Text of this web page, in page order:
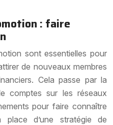
: faire
sont essentielles pour
de nouveaux membres
Cela passe par la
comptes sur les réseaux
pour faire connaître
d’une stratégie de